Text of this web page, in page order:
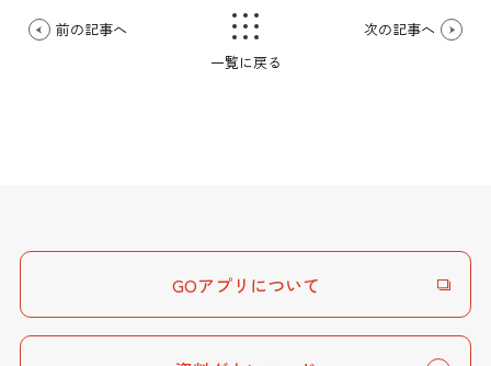
前の記事へ
一覧に戻る
次の記事へ
GOアプリについて